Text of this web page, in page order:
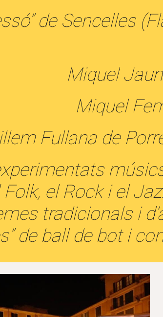
de Sencelles
Miquel
Miquel
Fullana de
el Rock i el
tradicionals i
de ball de bot i